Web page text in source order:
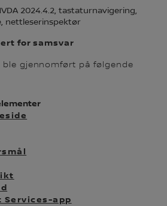
2024.4.2, tastaturnavigering,
nettleserinspektør
for samsvar
ble gjennomført på følgende
Services-app